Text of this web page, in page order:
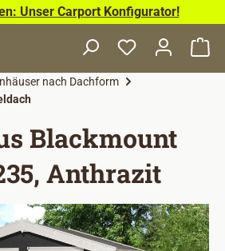
Unser Carport Konfigurator!
nach Dachform
Blackmount
Anthrazit